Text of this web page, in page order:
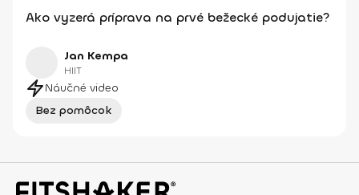
Ako vyzerá príprava na prvé bežecké podujatie?
Jan Kempa
HIIT
Náučné video
Bez pomôcok